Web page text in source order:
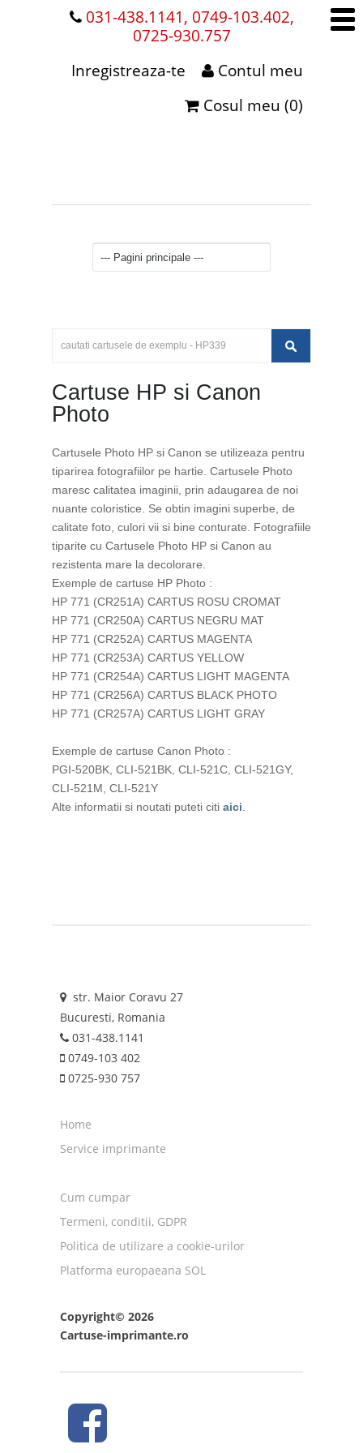
031-438.1141, 0749-103.402,
0725-930.757
Contul meu
Inregistreaza-te
Cosul meu (0)
Cartuse HP si Canon
Photo
Cartusele Photo HP si Canon se utilizeaza pentru
tiparirea fotografiilor pe hartie. Cartusele Photo
maresc calitatea imaginii, prin adaugarea de noi
nuante coloristice. Se obtin imagini superbe, de
calitate foto, culori vii si bine conturate. Fotografiile
tiparite cu Cartusele Photo HP si Canon au
rezistenta mare la decolorare.
Exemple de cartuse HP Photo :
HP 771 (CR251A) CARTUS ROSU CROMAT
HP 771 (CR250A) CARTUS NEGRU MAT
HP 771 (CR252A) CARTUS MAGENTA
HP 771 (CR253A) CARTUS YELLOW
HP 771 (CR254A) CARTUS LIGHT MAGENTA
HP 771 (CR256A) CARTUS BLACK PHOTO
HP 771 (CR257A) CARTUS LIGHT GRAY
Exemple de cartuse Canon Photo :
PGI-520BK, CLI-521BK, CLI-521C, CLI-521GY,
CLI-521M, CLI-521Y
Alte informatii si noutati puteti citi aici
str. Maior Coravu 27
Bucuresti, Romania
031-438.1141
0749-103 402
0725-930 757
Home
Service imprimante
Cum cumpar
Termeni, conditii, GDPR
Politica de utilizare a cookie-urilor
Platforma europaeana SOL
Copyright© 2026
Cartuse-imprimante.ro